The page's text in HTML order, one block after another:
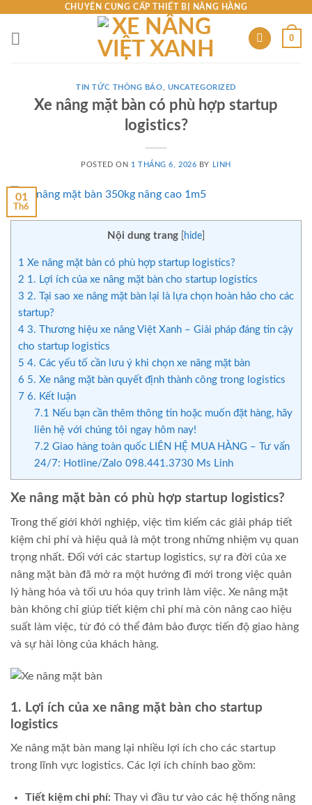
content
CHUYÊN CUNG CẤP THIẾT BỊ NÂNG HÀNG
0
TIN TỨC THÔNG BÁO UNCATEGORIZED
Xe nâng mặt bàn có phù hợp startup
logistics?
POSTED ON 1 THÁNG 6, 2026 BY LINH
01
Th6
Nội dung trang hide
1 Xe nâng mặt bàn có phù hợp startup logistics?
2 1. Lợi ích của xe nâng mặt bàn cho startup logistics
3 2. Tại sao xe nâng mặt bàn lại là lựa chọn hoàn hảo cho các
startup?
4 3. Thương hiệu xe nâng Việt Xanh – Giải pháp đáng tin cậy
cho startup logistics
5 4. Các yếu tố cần lưu ý khi chọn xe nâng mặt bàn
6 5. Xe nâng mặt bàn quyết định thành công trong logistics
7 6. Kết luận
7.1 Nếu bạn cần thêm thông tin hoặc muốn đặt hàng, hãy
liên hệ với chúng tôi ngay hôm nay!
7.2 Giao hàng toàn quốc LIÊN HỆ MUA HÀNG – Tư vấn
24/7: Hotline/Zalo 098.441.3730 Ms Linh
Xe nâng mặt bàn có phù hợp startup logistics?
Trong thế giới khởi nghiệp, việc tìm kiếm các giải pháp tiết
kiệm chi phí và hiệu quả là một trong những nhiệm vụ quan
trọng nhất. Đối với các startup logistics, sự ra đời của xe
nâng mặt bàn đã mở ra một hướng đi mới trong việc quản
lý hàng hóa và tối ưu hóa quy trình làm việc. Xe nâng mặt
bàn không chỉ giúp tiết kiệm chi phí mà còn nâng cao hiệu
suất làm việc, từ đó có thể đảm bảo được tiến độ giao hàng
và sự hài lòng của khách hàng.
1. Lợi ích của xe nâng mặt bàn cho startup
logistics
Xe nâng mặt bàn mang lại nhiều lợi ích cho các startup
trong lĩnh vực logistics. Các lợi ích chính bao gồm:
Tiết kiệm chi phí: Thay vì đầu tư vào các hệ thống nâng